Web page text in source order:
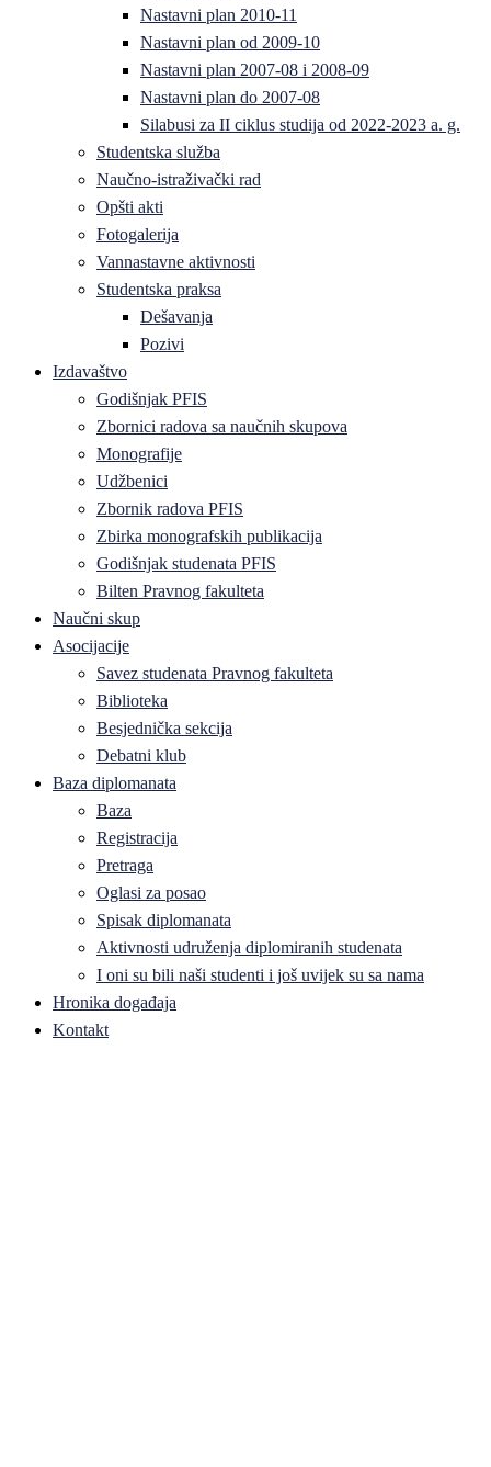
Nastavni plan 2010-11
Nastavni plan od 2009-10
Nastavni plan 2007-08 i 2008-09
Nastavni plan do 2007-08
Silabusi za II ciklus studija od 2022-2023 a. g.
Studentska služba
Naučno-istraživački rad
Opšti akti
Fotogalerija
Vannastavne aktivnosti
Studentska praksa
Dešavanja
Pozivi
Izdavaštvo
Godišnjak PFIS
Zbornici radova sa naučnih skupova
Monografije
Udžbenici
Zbornik radova PFIS
Zbirka monografskih publikacija
Godišnjak studenata PFIS
Bilten Pravnog fakulteta
Naučni skup
Asocijacije
Savez studenata Pravnog fakulteta
Biblioteka
Besjednička sekcija
Debatni klub
Baza diplomanata
Baza
Registracija
Pretraga
Oglasi za posao
Spisak diplomanata
Aktivnosti udruženja diplomiranih studenata
I oni su bili naši studenti i još uvijek su sa nama
Hronika događaja
Kontakt